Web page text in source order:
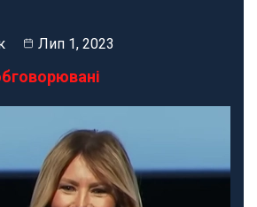
Лип 1, 2023